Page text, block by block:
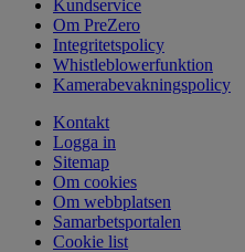
Kundservice
Om PreZero
Integritetspolicy
Whistleblowerfunktion
Kamerabevakningspolicy
Kontakt
Logga in
Sitemap
Om cookies
Om webbplatsen
Samarbetsportalen
Cookie list